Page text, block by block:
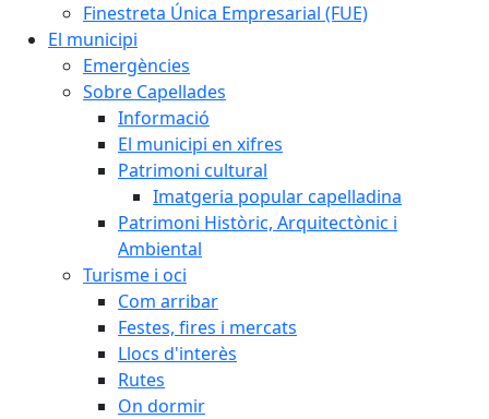
Finestreta Única Empresarial (FUE)
El municipi
Emergències
Sobre Capellades
Informació
El municipi en xifres
Patrimoni cultural
Imatgeria popular capelladina
Patrimoni Històric, Arquitectònic i
Ambiental
Turisme i oci
Com arribar
Festes, fires i mercats
Llocs d'interès
Rutes
On dormir